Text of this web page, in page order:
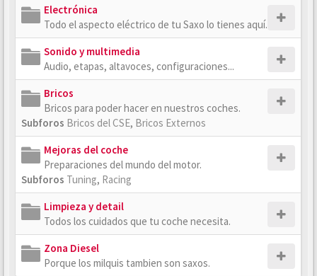
Electrónica
Todo el aspecto eléctrico de tu Saxo lo tienes aquí.
Sonido y multimedia
Audio, etapas, altavoces, configuraciones...
Bricos
Bricos para poder hacer en nuestros coches.
Subforos Bricos del CSE, Bricos Externos
Mejoras del coche
Preparaciones del mundo del motor.
Subforos Tuning, Racing
Limpieza y detail
Todos los cuidados que tu coche necesita.
Zona Diesel
Porque los milquis tambien son saxos.